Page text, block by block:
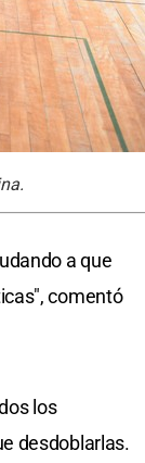
a que
comentó
los
desdoblarlas.